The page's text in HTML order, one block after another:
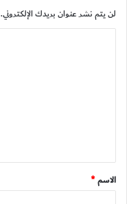
لن يتم نشر عنوان بريدك الإلكتروني.
ق
*
الاسم*